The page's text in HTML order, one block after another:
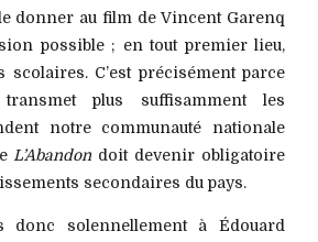
donner au film de Vincent Garenq
possible ; en tout premier lieu,
scolaires. C’est précisément parce
plus suffisamment les
notre communauté nationale
L’Abandon doit devenir obligatoire
secondaires du pays.
donc solennellement à Édouard